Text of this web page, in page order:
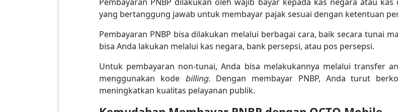
yang bertanggung jawab untuk membayar pajak sesuai dengan ketentuan
Pembayaran PNBP bisa dilakukan melalui berbagai cara, baik secara tunai
bisa Anda lakukan melalui kas negara, bank persepsi, atau pos persepsi.
Untuk pembayaran non-tunai, Anda bisa melakukannya melalui transfer
menggunakan kode billing. Dengan membayar PNBP, Anda turut
meningkatkan kualitas pelayanan publik.